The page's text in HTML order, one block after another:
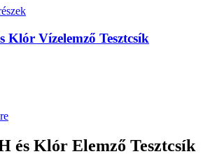
Klór Vízelemző Tesztcsík
és Klór Elemző Tesztcsík